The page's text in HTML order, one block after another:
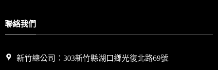
聯絡我們
新竹總公司：303新竹縣湖口鄉光復北路69號